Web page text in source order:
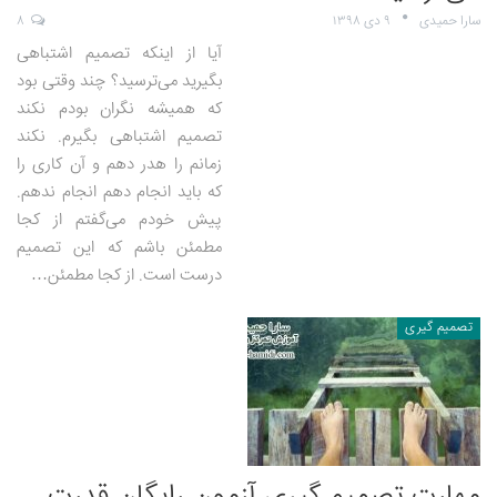
سارا حمیدی ۹ دی ۱۳۹۸
آیا از اینکه تصمیم اشتباهی
بگیرید می‌ترسید؟ چند وقتی بود
که همیشه نگران بودم نکند
تصمیم اشتباهی بگیرم. نکند
زمانم را هدر دهم و آن کاری را
که باید انجام دهم انجام ندهم.
پیش خودم می‌گفتم از کجا
مطمئن باشم که این تصمیم
درست است. از کجا مطمئن…
تصمیم گیری